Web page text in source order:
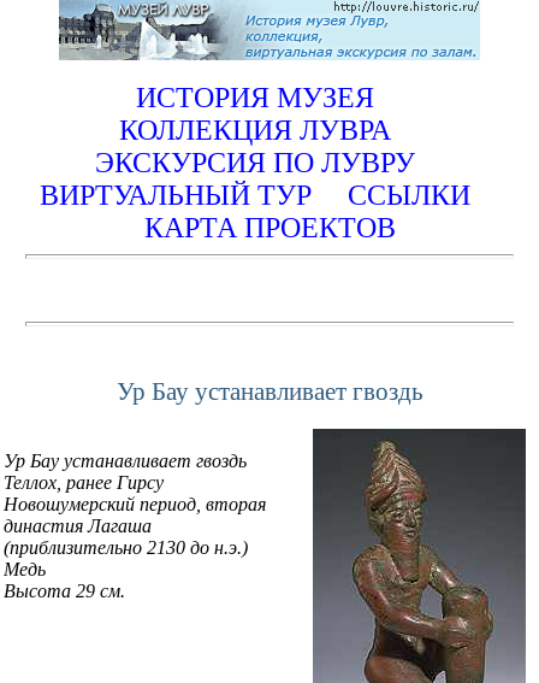
ИСТОРИЯ МУЗЕЯ
КОЛЛЕКЦИЯ ЛУВРА
ЭКСКУРСИЯ ПО ЛУВРУ
ВИРТУАЛЬНЫЙ ТУР
ССЫЛКИ
КАРТА ПРОЕКТОВ
Ур Бау устанавливает гвоздь
Ур Бау устанавливает гвоздь
Теллох, ранее Гирсу
Новошумерский период, вторая
династия Лагаша
(приблизительно 2130 до н.э.)
Медь
Высота 29 см.